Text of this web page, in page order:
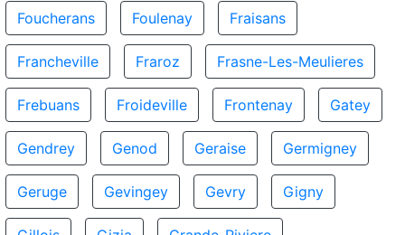
Foucherans Foulenay Fraisans
Francheville Fraroz Frasne-Les-Meulieres
Frebuans Froideville Frontenay Gatey
Gendrey Genod Geraise Germigney
Geruge Gevingey Gevry Gigny